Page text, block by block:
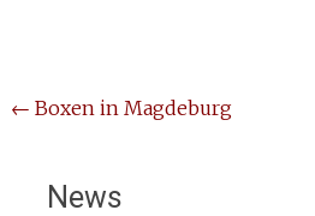
Beitragsnavigation
← Boxen in Magdeburg
News